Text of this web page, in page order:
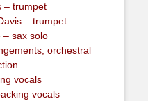
– trumpet
– trumpet
– sax solo
orchestral
vocals
vocals